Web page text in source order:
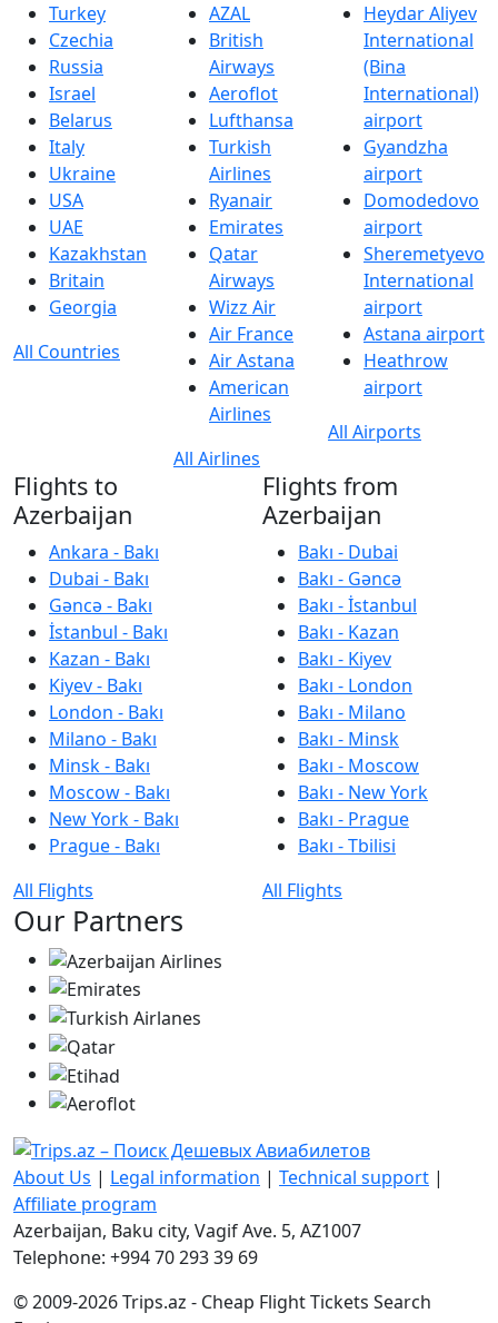
Turkey
Czechia
Russia
Israel
Belarus
Italy
Ukraine
USA
UAE
Kazakhstan
Britain
Georgia
All Countries
AZAL
British
Airways
Aeroflot
Lufthansa
Turkish
Airlines
Ryanair
Emirates
Qatar
Airways
Wizz Air
Air France
Air Astana
American
Airlines
All Airlines
Heydar Aliyev
International
(Bina
International)
airport
Gyandzha
airport
Domodedovo
airport
Sheremetyevo
International
airport
Astana airport
Heathrow
airport
All Airports
Flights to
Azerbaijan
Ankara - Bakı
Dubai - Bakı
Gəncə - Bakı
İstanbul - Bakı
Kazan - Bakı
Kiyev - Bakı
London - Bakı
Milano - Bakı
Minsk - Bakı
Moscow - Bakı
New York - Bakı
Prague - Bakı
All Flights
Flights from
Azerbaijan
Bakı - Dubai
Bakı - Gəncə
Bakı - İstanbul
Bakı - Kazan
Bakı - Kiyev
Bakı - London
Bakı - Milano
Bakı - Minsk
Bakı - Moscow
Bakı - New York
Bakı - Prague
Bakı - Tbilisi
All Flights
Our Partners
About Us | Legal information | Technical support |
Affiliate program
Azerbaijan, Baku city, Vagif Ave. 5, AZ1007
Telephone: +994 70 293 39 69
© 2009-2026 Trips.az - Cheap Flight Tickets Search